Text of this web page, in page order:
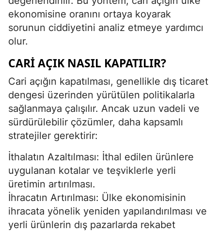
ekonomisine oranını ortaya koyarak
sorunun ciddiyetini analiz etmeye yardımcı
olur.
CARI AÇIK NASIL KAPATILIR?
Cari açığın kapatılması, genellikle dış ticaret
dengesi üzerinden yürütülen politikalarla
sağlanmaya çalışılır. Ancak uzun vadeli ve
sürdürülebilir çözümler, daha kapsamlı
stratejiler gerektirir:
İthalatın Azaltılması: İthal edilen ürünlere
uygulanan kotalar ve teşviklerle yerli
üretimin artırılması.
İhracatın Artırılması: Ülke ekonomisinin
ihracata yönelik yeniden yapılandırılması ve
yerli ürünlerin dış pazarlarda rekabet